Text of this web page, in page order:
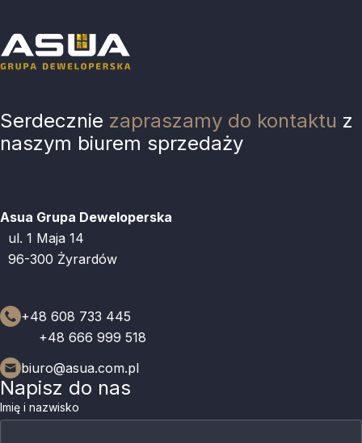
Serdecznie zapraszamy do kontaktu z
naszym biurem sprzedaży
Asua Grupa Deweloperska
ul. 1 Maja 14
96-300 Żyrardów
+48 608 733 445
+48 666 999 518
biuro@asua.com.pl
Napisz do nas
Imię i nazwisko